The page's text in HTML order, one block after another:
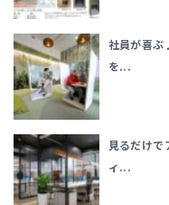
社員が喜ぶ
を...
見るだけ
ィ...